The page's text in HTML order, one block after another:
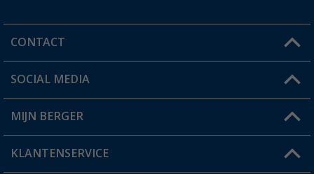
CONTACT
Een vraag?
Winkel vinden
SOCIAL MEDIA
MIJN BERGER
Mijn account
KLANTENSERVICE